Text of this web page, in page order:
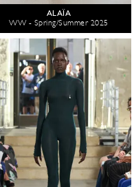
ALAÏA
WW - Spring/Summer 2025